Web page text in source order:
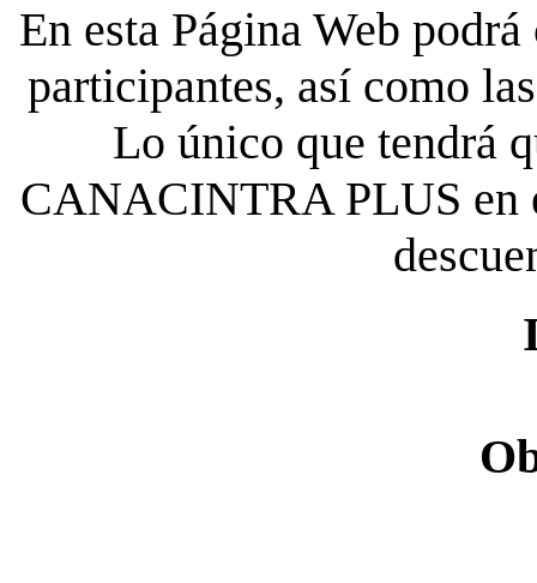
En esta Página Web
participantes, así como
Lo único que tendrá
CANACINTRA PLUS en